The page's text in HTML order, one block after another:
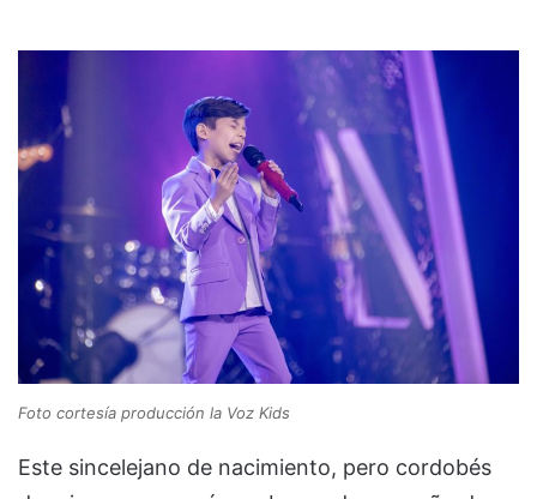
Foto cortesía producción la Voz Kids
Este sincelejano de nacimiento, pero cordobés